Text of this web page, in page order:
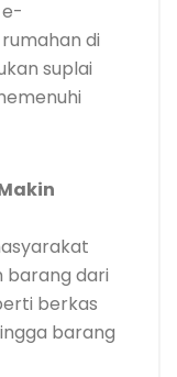
di
suplai
barang dari
berkas
barang